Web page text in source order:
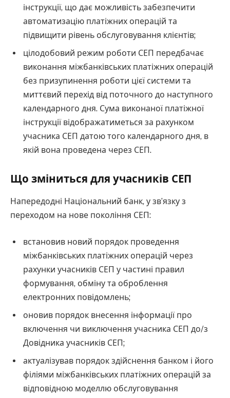
інструкції, що дає можливість забезпечити
автоматизацію платіжних операцій та
підвищити рівень обслуговування клієнтів;
цілодобовий режим роботи СЕП передбачає
виконання міжбанківських платіжних операцій
без призупинення роботи цієї системи та
миттєвий перехід від поточного до наступного
календарного дня. Сума виконаної платіжної
інструкції відображатиметься за рахунком
учасника СЕП датою того календарного дня, в
якій вона проведена через СЕП.
Що зміниться для учасників СЕП
Напередодні Національний банк, у зв’язку з
переходом на нове покоління СЕП:
встановив новий порядок проведення
міжбанківських платіжних операцій через
рахунки учасників СЕП у частині правил
формування, обміну та оброблення
електронних повідомлень;
оновив порядок внесення інформації про
включення чи виключення учасника СЕП до/з
Довідника учасників СЕП;
актуалізував порядок здійснення банком і його
філіями міжбанківських платіжних операцій за
відповідною моделлю обслуговування